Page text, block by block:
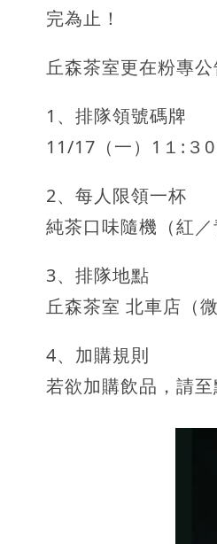
完為止！
丘森茶室更在粉專公
1、排隊領號碼牌
11/17（一）1１:３
2、每人限領一杯
純茶口味隨機（紅
3、排隊地點
丘森茶室 北車店（
4、加購規則
若欲加購飲品，請